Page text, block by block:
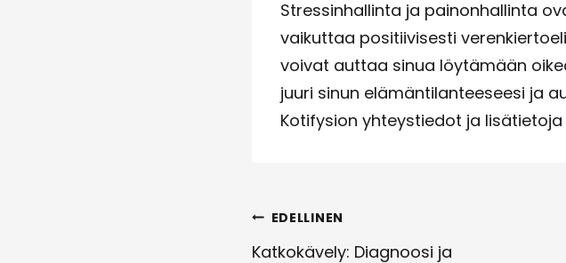
Stressinhallinta ja painonhallinta
vaikuttaa positiivisesti
voivat auttaa sinua löytämään
juuri sinun elämäntilanteeseesi ja
Kotifysion yhteystiedot ja
Artikkelien
EDELLINEN
Katkokävely: Diagnoosi ja